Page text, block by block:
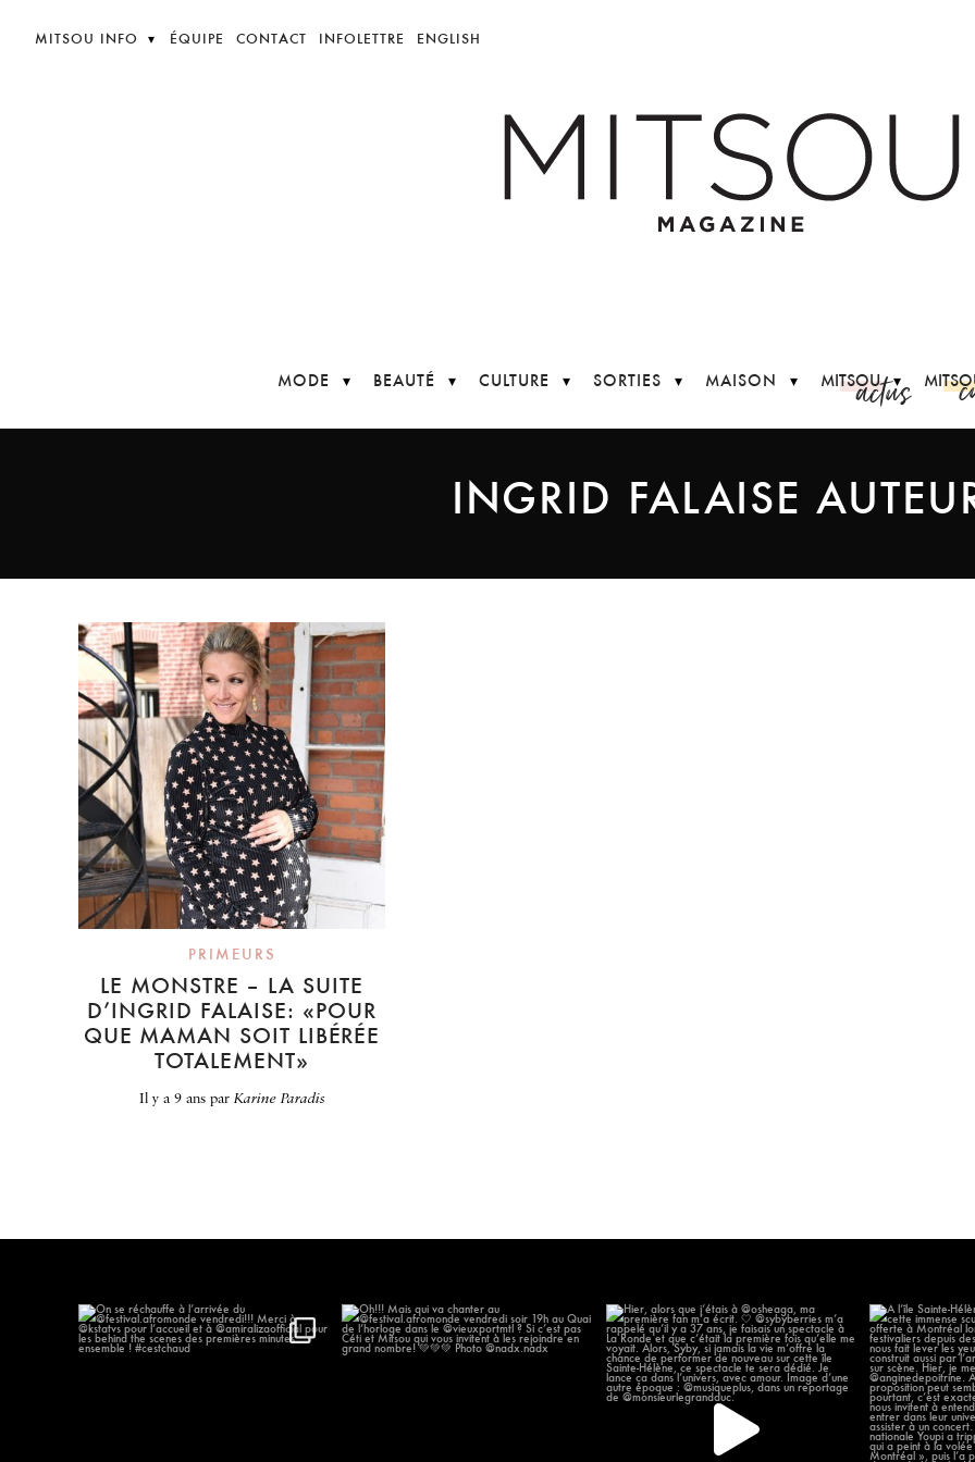
MITSOU INFO ÉQUIPE CONTACT INFOLETTRE ENGLISH
MODE BEAUTÉ CULTURE SORTIES MAISON MITSOUactus
INGRID FALAISE
PRIMEURS
LE MONSTRE – LA SUITE
D’INGRID FALAISE: «POUR
QUE MAMAN SOIT LIBÉRÉE
TOTALEMENT»
il y a 9 anspar Karine Paradis
On se réchauffe à l’arrivée du...
Oh!!! Mais qui va chanter au
@festival.afromonde...
Hier, alors que j’étais à @osheaga, ma
première...
57 12
À l’île Sainte-